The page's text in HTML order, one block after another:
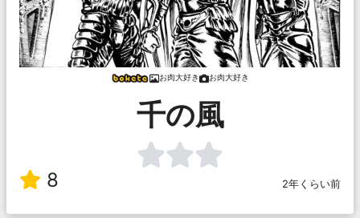
お肉大好き お肉大好き
千の風
8 2年くらい前